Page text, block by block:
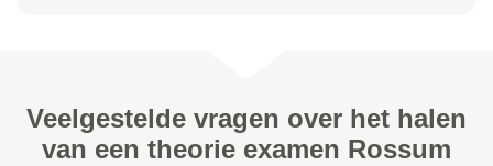
Veelgestelde vragen over het halen
van een theorie examen Rossum